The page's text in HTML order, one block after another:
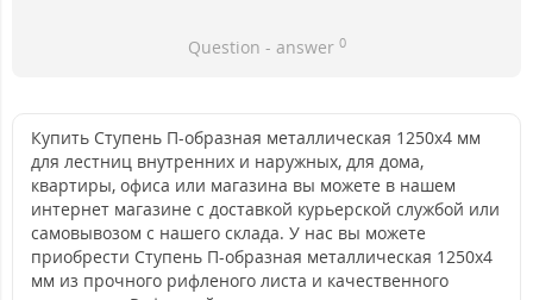
Question - answer 0
Купить Ступень П-образная металлическая 1250x4 мм
для лестниц внутренних и наружных, для дома,
квартиры, офиса или магазина вы можете в нашем
интернет магазине с доставкой курьерской службой или
самовывозом с нашего склада. У нас вы можете
приобрести Ступень П-образная металлическая 1250x4
мм из прочного рифленого листа и качественного